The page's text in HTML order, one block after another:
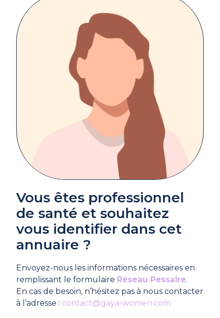
Vous êtes professionnel
de santé et souhaitez
vous identifier dans cet
annuaire ?
Envoyez-nous les informations nécessaires en
remplissant le formulaire Réseau Pessaire.
En cas de besoin, n’hésitez pas à nous contacter
à l’adresse : contact@gaya-women.com